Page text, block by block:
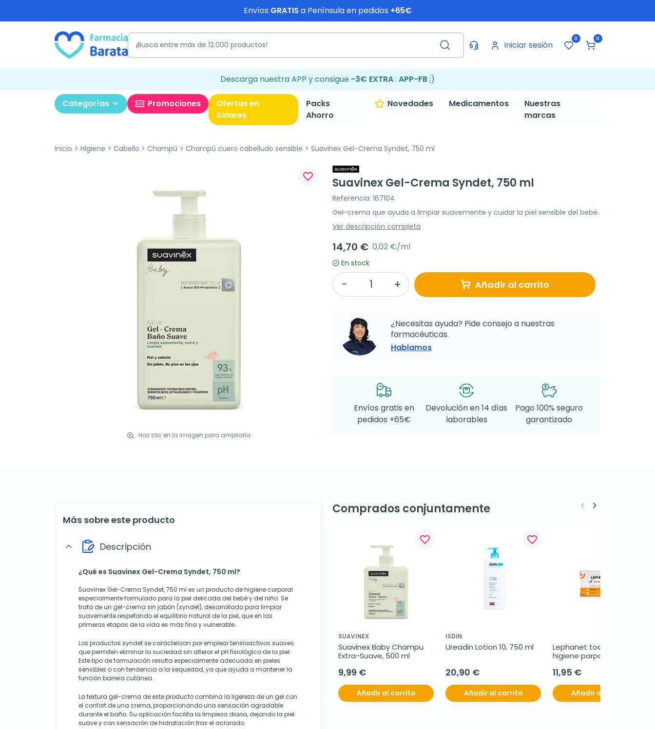
Envíos GRATIS a Península en pedidos +65€
Iniciar sesión
0 0
Descarga nuestra APP y consigue -3€ EXTRA: APP-FB;)
Categorías Promociones
Ofertas en
Solares
Packs
Ahorro
Novedades Medicamentos
Nuestras
marcas
Inicio Higiene Cabello Champú Champú cuero cabelludo sensible Suavinex Gel-Crema Syndet, 750 ml
Haz clic en la imagen para ampliarla
favorite_border Suavinex Gel-Crema Syndet, 750 ml
Referencia: 167104
Gel-crema que ayuda a limpiar suavemente y cuidar la piel sensible del bebé.
Ver descripción completa
14,70 € 0,02 €/ml
En stock
Añadir al carrito
¿Necesitas ayuda? Pide consejo a nuestras
farmacéuticas.
Hablamos
Envíos gratis en
pedidos +65€
Devolución en 14 días
laborables
Pago 100% seguro
garantizado
Más sobre este producto
expand_more Descripción
¿Qué es Suavinex Gel-Crema Syndet, 750 ml?
Suavinex Gel-Crema Syndet, 750 ml es un producto de higiene corporal
especialmente formulado para la piel delicada del bebé y del niño. Se
trata de un gel-crema sin jabón (syndet), desarrollado para limpiar
suavemente respetando el equilibrio natural de la piel, que en las
primeras etapas de la vida es más fina y vulnerable.
Los productos syndet se caracterizan por emplear tensioactivos suaves
que permiten eliminar la suciedad sin alterar el pH fisiológico de la piel.
Este tipo de formulación resulta especialmente adecuada en pieles
sensibles o con tendencia a la sequedad, ya que ayuda a mantener la
función barrera cutánea.
La textura gel-crema de este producto combina la ligereza de un gel con
el confort de una crema, proporcionando una sensación agradable
durante el baño. Su aplicación facilita la limpieza diaria, dejando la piel
suave y con sensación de hidratación tras el aclarado.
Comprados conjuntamente
favorite_border
SUAVINEX
Suavinex Baby Champu
Extra-Suave, 500 ml
9,99 €
Añadir al carrito
favorite_border
ISDIN
Ureadin Lotion 10, 750 ml
20,90 €
Añadir al carrito
Lephanet toallitas
higiene parpados, 30+12
11,95 €
Añadir al carrito
Anterior
keyboard_arrow_left Siguiente
keyboard_arrow_right